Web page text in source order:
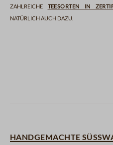
Zahlreiche Teesorten in
natürlich auch dazu.
Handgemachte